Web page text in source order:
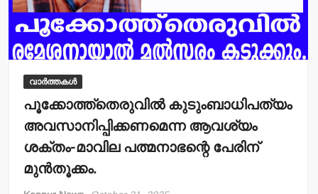
വാർത്തകൾ
പൂക്കോത്ത്‌തെരുവില്‍ കുടുംബാധിപത്യം
അവസാനിപ്പിക്കണമെന്ന ആവശ്യം
ശക്തം-മാവില പത്മനാഭന്റെ പേരിന്
മുന്‍തൂക്കം.